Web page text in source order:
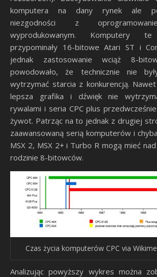
komputera na dany rynek ale
niezgodności z
wyprodukowanym. Komputery
przypominały 16-bitowe Atari ST i
jednak zastosowanie wciąż 8-
powodowało, że technicznie nie
wytrzymać starcia z konkurencją.
lepsza grafika i dźwięk nie
rywalami i seria CPC plus
żywot. Patrząc na to jednak z drugiej
zaawansowaną serią komputerów i
MSX 2, MSX 2+ i Turbo R mogą mieć
rodzinie 8-bitowców.
Czas życia komputerów CPC via
Analizując powyższy wykres można